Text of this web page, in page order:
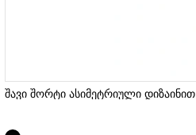
შავი შორტი ასიმეტრიული დიზაინით